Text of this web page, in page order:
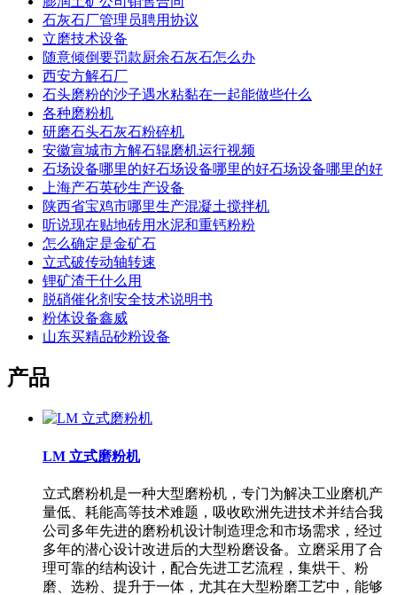
石灰石厂管理员聘用协议
立磨技术设备
随意倾倒要罚款厨余石灰石怎么办
西安方解石厂
石头磨粉的沙子遇水粘黏在一起能做些什么
各种磨粉机
研磨石头石灰石粉碎机
安徽宣城市方解石辊磨机运行视频
石场设备哪里的好石场设备哪里的好石场设备哪里的好
上海产石英砂生产设备
陕西省宝鸡市哪里生产混凝土搅拌机
听说现在贴地砖用水泥和重钙粉粉
怎么确定是金矿石
立式破传动轴转速
锂矿渣干什么用
脱硝催化剂安全技术说明书
粉体设备鑫威
山东买精品砂粉设备
产品
LM 立式磨粉机
立式磨粉机是一种大型磨粉机，专门为解决工业磨机产
量低、耗能高等技术难题，吸收欧洲先进技术并结合我
公司多年先进的磨粉机设计制造理念和市场需求，经过
多年的潜心设计改进后的大型粉磨设备。立磨采用了合
理可靠的结构设计，配合先进工艺流程，集烘干、粉
磨、选粉、提升于一体，尤其在大型粉磨工艺中，能够